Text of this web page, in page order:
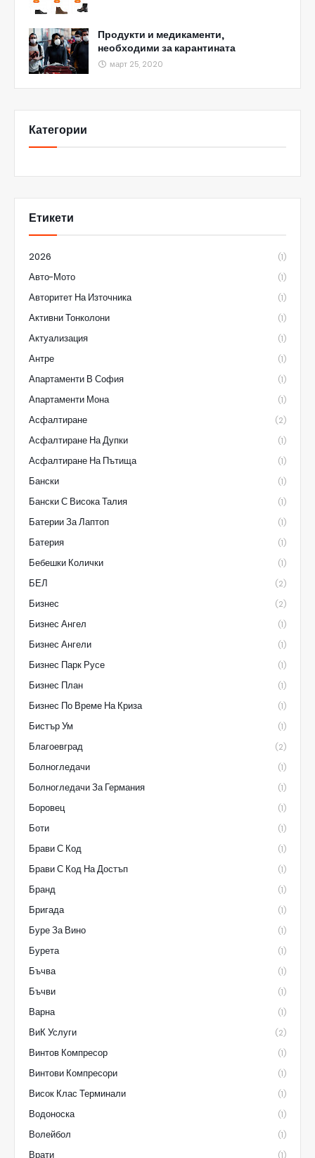
Продукти и медикаменти,
необходими за карантината
март 25, 2020
Категории
Етикети
2026 (1)
Авто-Мото (1)
Авторитет На Източника (1)
Активни Тонколони (1)
Актуализация (1)
Антре (1)
Апартаменти В София (1)
Апартаменти Мона (1)
Асфалтиране (2)
Асфалтиране На Дупки (1)
Асфалтиране На Пътища (1)
Бански (1)
Бански С Висока Талия (1)
Батерии За Лаптоп (1)
Батерия (1)
Бебешки Колички (1)
БЕЛ (2)
Бизнес (2)
Бизнес Ангел (1)
Бизнес Ангели (1)
Бизнес Парк Русе (1)
Бизнес План (1)
Бизнес По Време На Криза (1)
Бистър Ум (1)
Благоевград (2)
Болногледачи (1)
Болногледачи За Германия (1)
Боровец (1)
Боти (1)
Брави С Код (1)
Брави С Код На Достъп (1)
Бранд (1)
Бригада (1)
Буре За Вино (1)
Бурета (1)
Бъчва (1)
Бъчви (1)
Варна (1)
ВиК Услуги (2)
Винтов Компресор (1)
Винтови Компресори (1)
Висок Клас Терминали (1)
Водоноска (1)
Волейбол (1)
Врати (1)